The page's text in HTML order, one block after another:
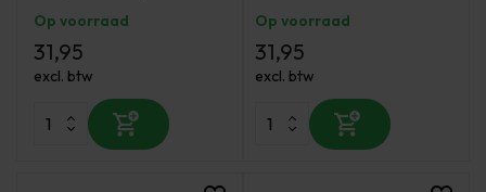
Op voorraad
31,95
excl. btw
Op voorraad
31,95
excl. btw